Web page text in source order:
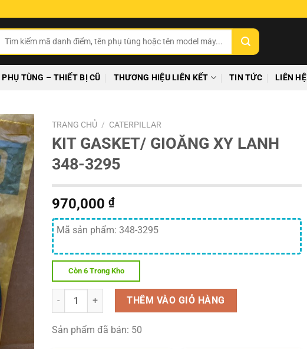
kiếm:
PHỤ TÙNG – THIẾT BỊ CŨ THƯƠNG HIỆU LIÊN KẾT TIN TỨC LIÊN HỆ
TRANG CHỦ / CATERPILLAR
KIT GASKET/ GIOĂNG XY LANH
348-3295
970,000₫
Mã sản phẩm: 348-3295
Còn 6 Trong Kho
Số lượng THÊM VÀO GIỎ HÀNG
Sản phẩm đã bán: 50